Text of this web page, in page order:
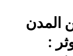
المدن
: